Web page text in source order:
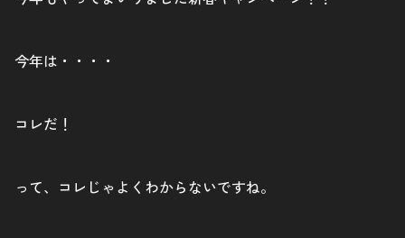
今年は・・・・
コレだ！
って、コレじゃよくわからないですね。